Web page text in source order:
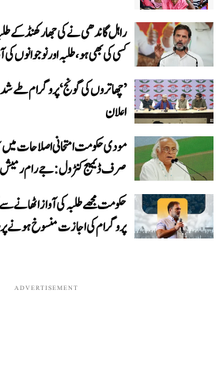
راہل گاندھی نے کی جھارکھنڈ کے
کسی کی بھی ہو، طلبہ اور نوجوانوں
’چھاتروں کی گونج‘ پروگرام طے
اعلان
مودی حکومت امتحانی اصلاحات
صرف ڈیمیج کنٹرول: جے رام رمیش
حکومت مجھے طلبہ کی آواز اٹھانے
پروگرام کی اجازت منسوخ ہونے
ADVERTISEMENT